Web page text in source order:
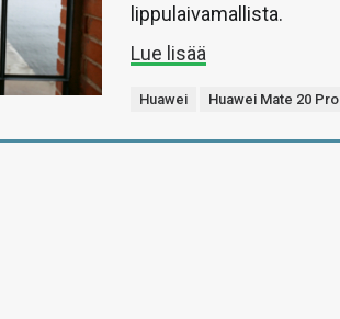
lippulaivamallista.
Lue lisää
Huawei Huawei Mate 20 Pro